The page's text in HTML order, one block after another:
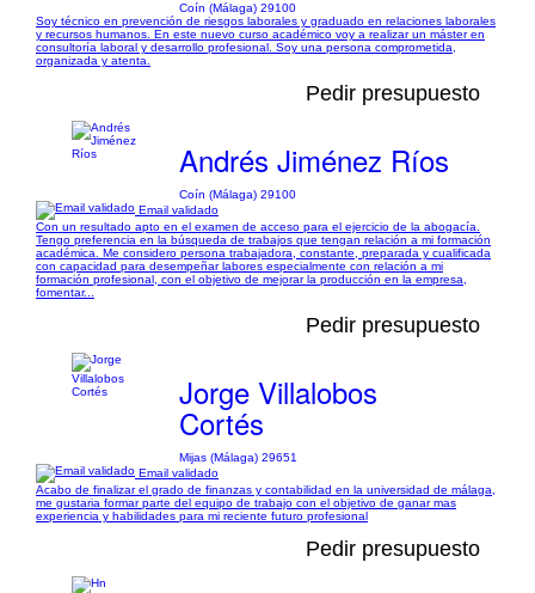
Coín (Málaga) 29100
Soy técnico en prevención de riesgos laborales y graduado en relaciones laborales
y recursos humanos. En este nuevo curso académico voy a realizar un máster en
consultoría laboral y desarrollo profesional. Soy una persona comprometida,
organizada y atenta.
Pedir presupuesto
Andrés Jiménez Ríos
Coín (Málaga) 29100
Email validado
Con un resultado apto en el examen de acceso para el ejercicio de la abogacía.
Tengo preferencia en la búsqueda de trabajos que tengan relación a mi formación
académica. Me considero persona trabajadora, constante, preparada y cualificada
con capacidad para desempeñar labores especialmente con relación a mi
formación profesional, con el objetivo de mejorar la producción en la empresa,
fomentar...
Pedir presupuesto
Jorge Villalobos
Cortés
Mijas (Málaga) 29651
Email validado
Acabo de finalizar el grado de finanzas y contabilidad en la universidad de málaga,
me gustaria formar parte del equipo de trabajo con el objetivo de ganar mas
experiencia y habilidades para mi reciente futuro profesional
Pedir presupuesto